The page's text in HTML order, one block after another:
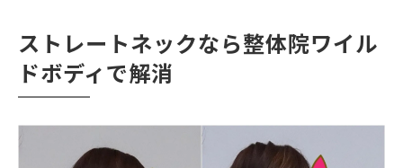
ストレートネックなら整体院ワイル
ドボディで解消